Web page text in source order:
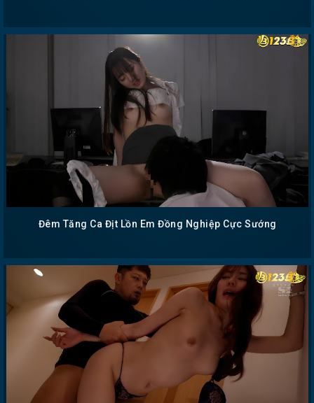
Đêm Tăng Ca Địt Lồn Em Đồng Nghiệp Cực Sướng